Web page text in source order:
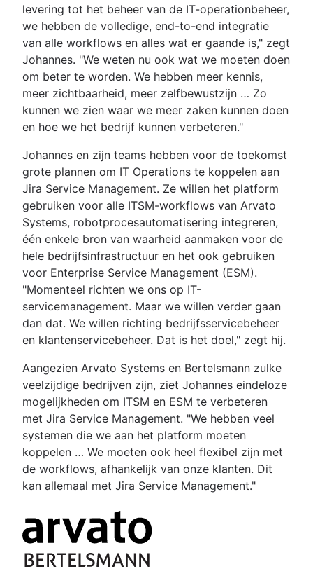
levering tot het beheer van de IT-operationbeheer,
we hebben de volledige, end-to-end integratie
van alle workflows en alles wat er gaande is," zegt
Johannes. "We weten nu ook wat we moeten doen
om beter te worden. We hebben meer kennis,
meer zichtbaarheid, meer zelfbewustzijn … Zo
kunnen we zien waar we meer zaken kunnen doen
en hoe we het bedrijf kunnen verbeteren."
Johannes en zijn teams hebben voor de toekomst
grote plannen om IT Operations te koppelen aan
Jira Service Management. Ze willen het platform
gebruiken voor alle ITSM-workflows van Arvato
Systems, robotprocesautomatisering integreren,
één enkele bron van waarheid aanmaken voor de
hele bedrijfsinfrastructuur en het ook gebruiken
voor Enterprise Service Management (ESM).
"Momenteel richten we ons op IT-
servicemanagement. Maar we willen verder gaan
dan dat. We willen richting bedrijfsservicebeheer
en klantenservicebeheer. Dat is het doel," zegt hij.
Aangezien Arvato Systems en Bertelsmann zulke
veelzijdige bedrijven zijn, ziet Johannes eindeloze
mogelijkheden om ITSM en ESM te verbeteren
met Jira Service Management. "We hebben veel
systemen die we aan het platform moeten
koppelen … We moeten ook heel flexibel zijn met
de workflows, afhankelijk van onze klanten. Dit
kan allemaal met Jira Service Management."